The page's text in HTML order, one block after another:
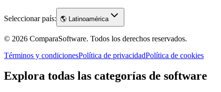
Seleccionar país: 🌎 Latinoamérica
© 2026 ComparaSoftware. Todos los derechos reservados.
Términos y condicionesPolítica de privacidadPolítica de cookies
Explora todas las categorías de software